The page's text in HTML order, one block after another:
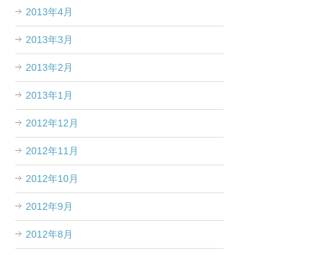
2013年4月
2013年3月
2013年2月
2013年1月
2012年12月
2012年11月
2012年10月
2012年9月
2012年8月